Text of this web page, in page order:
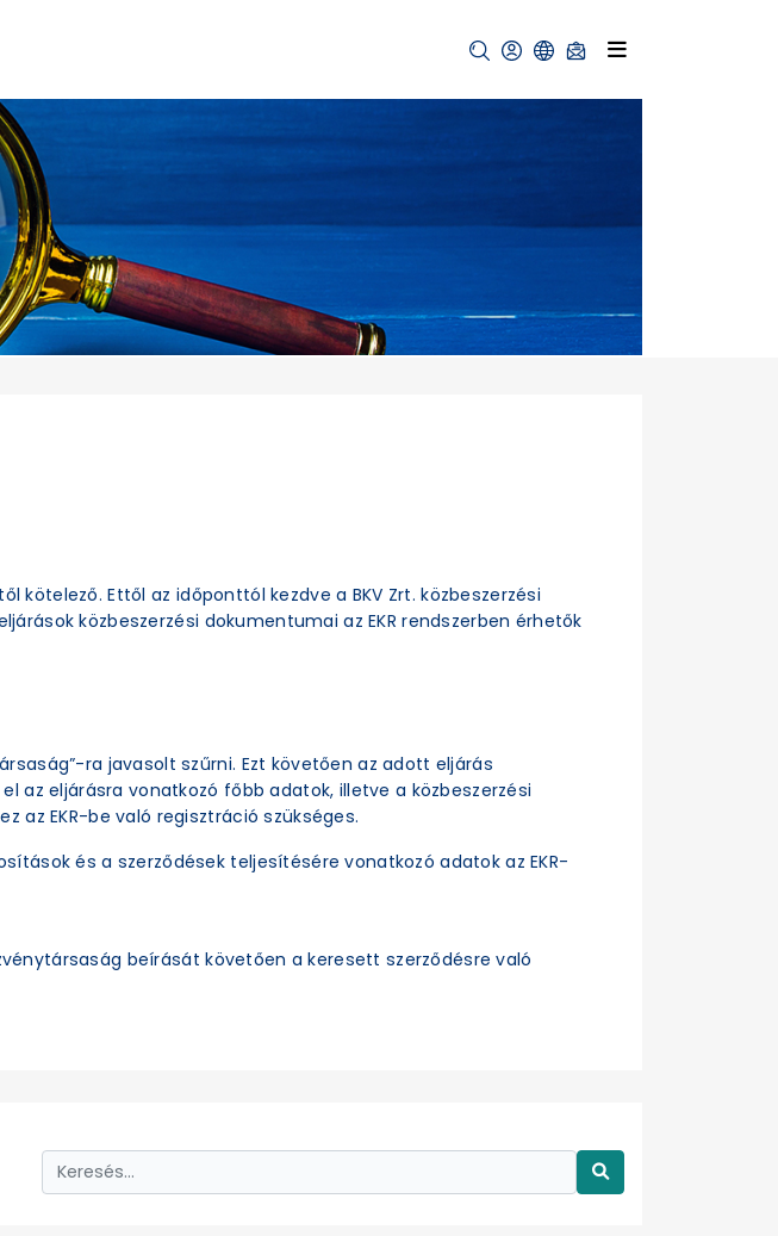
kötelező. Ettől az időponttól kezdve a BKV Zrt. közbeszerzési
közbeszerzési dokumentumai az EKR rendszerben érhetők
ra javasolt szűrni. Ezt követően az adott eljárás
az eljárásra vonatkozó főbb adatok, illetve a közbeszerzési
az EKR-be való regisztráció szükséges.
és a szerződések teljesítésére vonatkozó adatok az EKR-
beírását követően a keresett szerződésre való